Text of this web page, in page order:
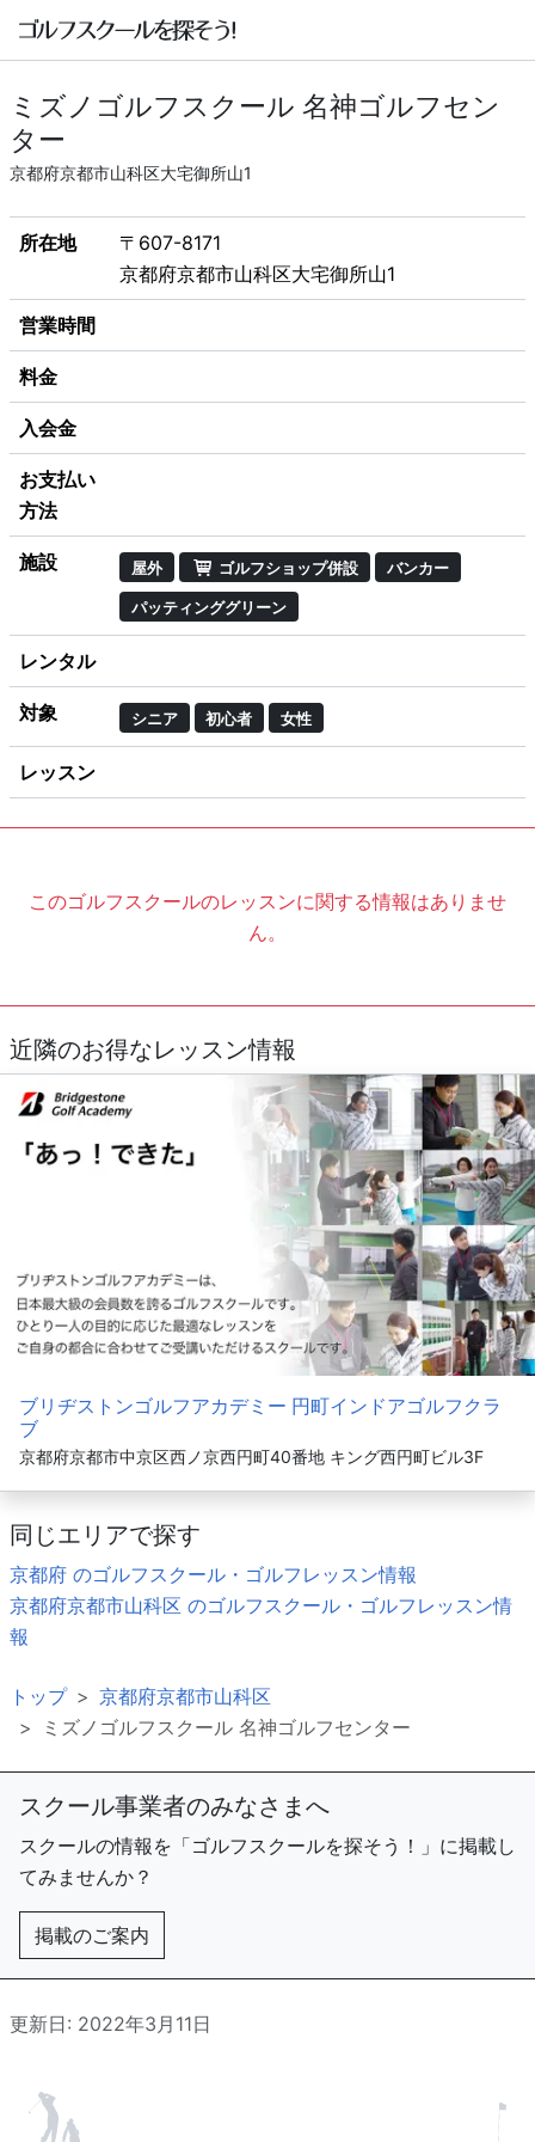
ミズノゴルフスクール 名神ゴルフセン
ター
京都府京都市山科区大宅御所山1
所在地
〒607-8171
京都府京都市山科区大宅御所山1
営業時間
料金
入会金
お支払い
方法
施設 屋外 ゴルフショップ併設 バンカー
パッティンググリーン
レンタル
対象 シニア 初心者 女性
レッスン
このゴルフスクールのレッスンに関する情報はありませ
ん。
近隣のお得なレッスン情報
ブリヂストンゴルフアカデミー 円町インドアゴルフクラ
ブ
京都府京都市中京区西ノ京西円町40番地 キング西円町ビル3F
同じエリアで探す
京都府 のゴルフスクール・ゴルフレッスン情報
京都府京都市山科区 のゴルフスクール・ゴルフレッスン情
報
トップ
京都府京都市山科区
ミズノゴルフスクール 名神ゴルフセンター
スクール事業者のみなさまへ
スクールの情報を「ゴルフスクールを探そう！」に掲載し
てみませんか？
掲載のご案内
更新日: 2022年3月11日